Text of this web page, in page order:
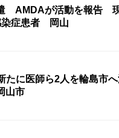
AMDAが活動を報告
染症患者 岡山
に医師ら2人を輪島市
山市